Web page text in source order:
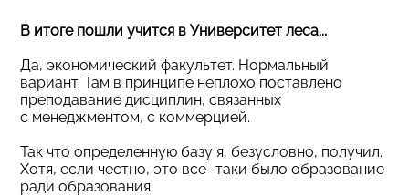
В итоге пошли учится в Университет леса...
Да, экономический факультет. Нормальный
вариант. Там в принципе неплохо поставлено
преподавание дисциплин, связанных
с менеджментом, с коммерцией.
Так что определенную базу я, безусловно, получил.
Хотя, если честно, это все -таки было образование
ради образования.